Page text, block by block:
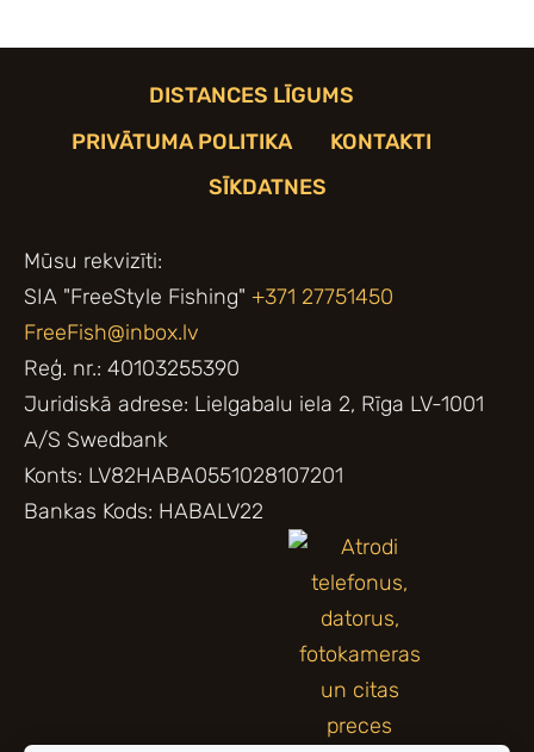
DISTANCES LĪGUMS
PRIVĀTUMA POLITIKA
KONTAKTI
SĪKDATNES
Mūsu rekvizīti:
SIA "FreeStyle Fishing" +371 27751450
FreeFish@inbox.lv
Reģ. nr.: 40103255390
Juridiskā adrese: Lielgabalu iela 2, Rīga LV-1001
A/S Swedbank
Konts: LV82HABA0551028107201
Bankas Kods: HABALV22